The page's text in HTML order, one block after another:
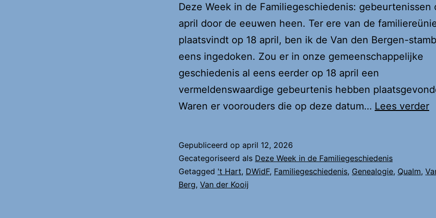
Deze Week in de Familiegeschiedenis: gebeurtenissen
april door de eeuwen heen. Ter ere van de
plaatsvindt op 18 april, ben ik de Van den Bergen-
eens ingedoken. Zou er in onze gemeenschappelijke
geschiedenis al eens eerder op 18 april een
vermeldenswaardige gebeurtenis hebben
Waren er voorouders die op deze datum… Lees verder
Gepubliceerd op april 12, 2026
Gecategoriseerd als Deze Week in de Familiegeschiedenis
Getagged 't Hart, DWidF, Familiegeschiedenis, Genealogie, Qualm,
Berg, Van der Kooij